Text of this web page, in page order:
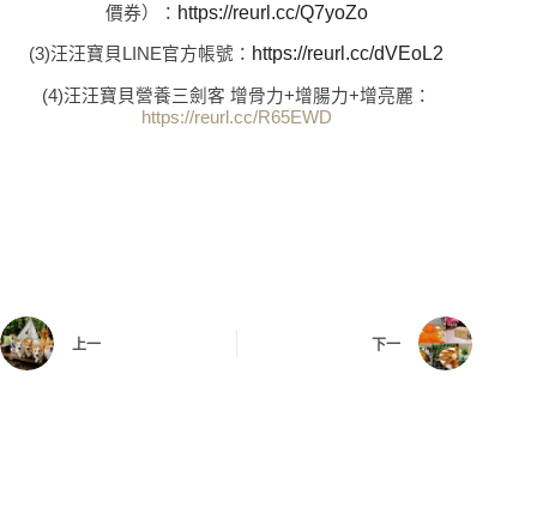
價券）： https://reurl.cc/Q7yoZo
(3)汪汪寶貝LINE官方帳號： https://reurl.cc/dVEoL2
(4)汪汪寶貝營養三劍客 增骨力+增腸力+增亮麗：
https://reurl.cc/R65EWD
上一 下一